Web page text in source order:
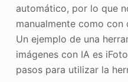
automático, por lo que
manualmente como con
Un ejemplo de una
imágenes con IA es
pasos para utilizar la